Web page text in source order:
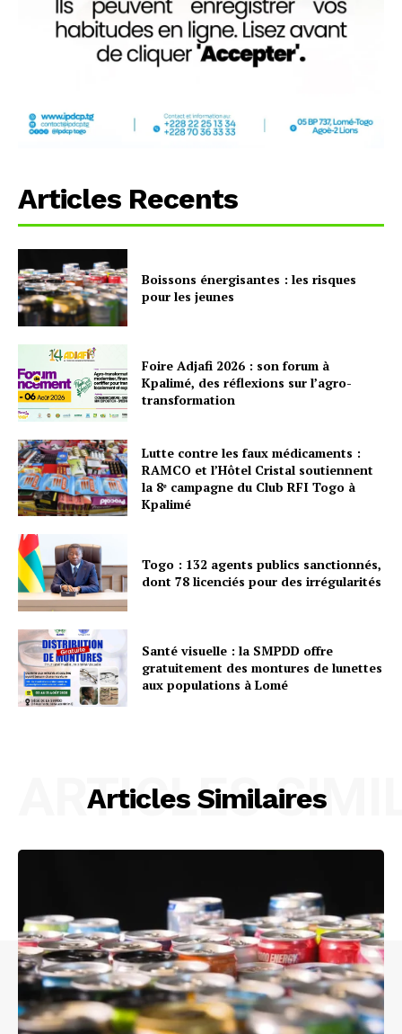
Articles Recents
Boissons énergisantes : les risques
pour les jeunes
Foire Adjafi 2026 : son forum à
Kpalimé, des réflexions sur l’agro-
transformation
Lutte contre les faux médicaments :
RAMCO et l’Hôtel Cristal soutiennent
la 8ᵉ campagne du Club RFI Togo à
Kpalimé
Togo : 132 agents publics sanctionnés,
dont 78 licenciés pour des irrégularités
Santé visuelle : la SMPDD offre
gratuitement des montures de lunettes
aux populations à Lomé
Articles Similaires
ARTICLES